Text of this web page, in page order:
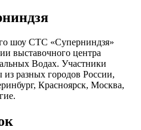
шоу СТС «Суперниндзя»
выставочного центра
Водах. Участники
разных городов России,
Красноярск, Москва,